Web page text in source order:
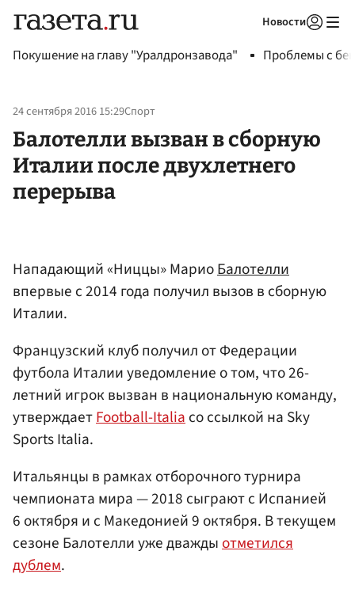
Новости
Покушение на главу "Уралдронзавода" Проблемы с
24 сентября 2016 15:29Спорт
Балотелли вызван в сборную
Италии после двухлетнего
перерыва
Нападающий «Ниццы» МариоБалотелли
впервые с 2014 года получил вызов в сборную
Италии​.
Французский клуб получил от Федерации
футбола Италии уведомление о том, что 26-
летний игрок вызван в национальную команду,
утверждаетFootball-Italiaсо ссылкой на Sky
Sports Italia.
Итальянцы в рамках отборочного турнира
чемпионата мира — 2018 сыграют с Испанией
6 октября и с Македонией 9 октября. В текущем
сезоне Балотелли уже дваждыотметился
дублем.